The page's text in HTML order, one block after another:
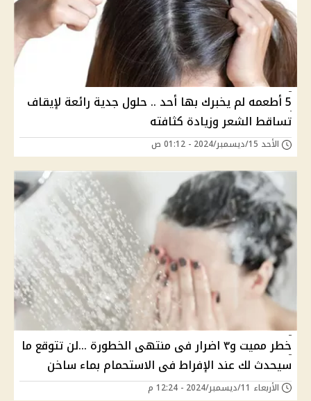
5 أطعمه لم يخبرك بها أحد .. حلول جدية رائعة لإيقاف
تساقط الشعر وزيادة كثافته
الأحد 15/ديسمبر/2024 - 01:12 ص
خطر مميت و٣ اضرار فى منتهى الخطورة ...لن تتوقع ما
سيحدث لك عند الإفراط فى الاستحمام بماء ساخن
الأربعاء 11/ديسمبر/2024 - 12:24 م